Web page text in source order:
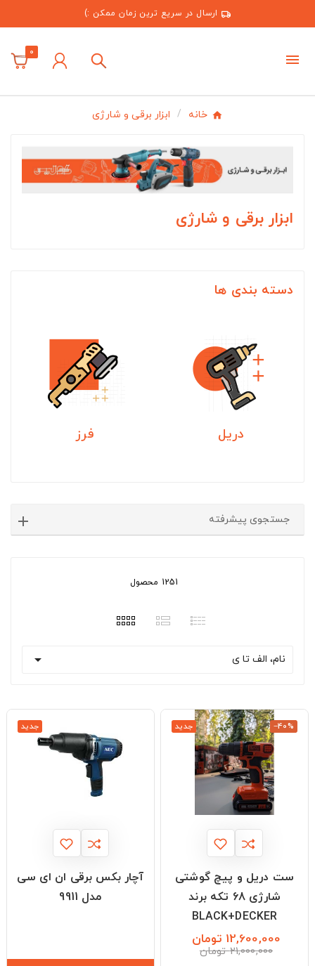
ارسال در سریع ترین زمان ممکن :)
0
خانه ابزار برقی و شارژی
ابزار برقی و شارژی
دسته بندی ها
دریل فرز
جستجوی پیشرفته
1251 محصول
نام، الف تا ی 
جدید ‎−40%
ست دریل و پیچ گوشتی
شارژی 68 تکه برند
BLACK+DECKER
12,600,000 تومان
21,000,000 تومان
جدید
آچار بکس برقی ان ای سی
مدل 9911